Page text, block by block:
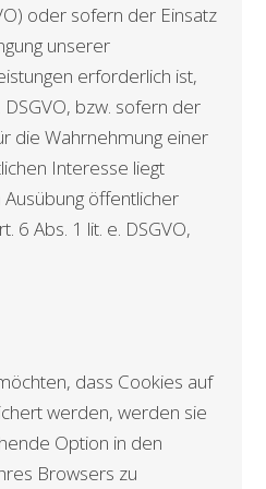
oder sofern der Einsatz
unserer
erforderlich ist,
DSGVO, bzw. sofern der
die Wahrnehmung einer
Interesse liegt
öffentlicher
6 Abs. 1 lit. e. DSGVO,
dass Cookies auf
werden, werden sie
Option in den
Browsers zu